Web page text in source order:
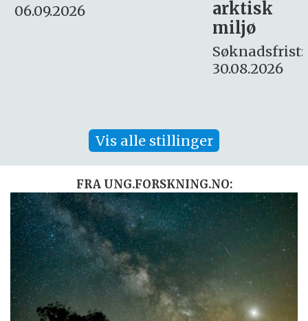
Søknadsfrist:
16. august.
Vis alle stillinger
FRA UNG.FORSKNING.NO: